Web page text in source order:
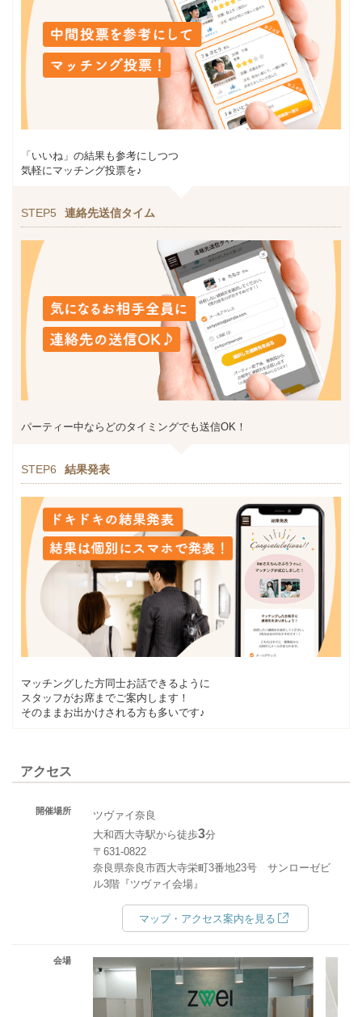
「いいね」の結果も参考にしつつ
気軽にマッチング投票を♪
STEP5 連絡先送信タイム
パーティー中ならどのタイミングでも送信OK！
STEP6 結果発表
マッチングした方同士お話できるように
スタッフがお席までご案内します！
そのままお出かけされる方も多いです♪
アクセス
開催場所
ツヴァイ奈良
大和西大寺駅から徒歩3分
〒631-0822
奈良県奈良市西大寺栄町3番地23号 サンローゼビ
ル3階『ツヴァイ会場』
マップ・アクセス案内を見る
会場